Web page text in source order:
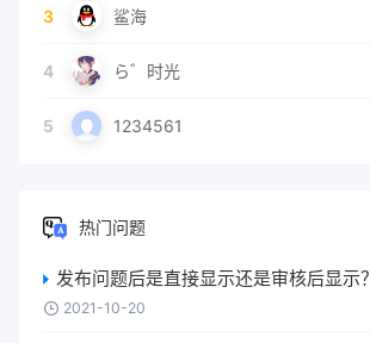
3 鲨海
4 ら゛时光
5 1234561
热门问题
发布问题后是直接显示还是审核后显示？
2021-10-20